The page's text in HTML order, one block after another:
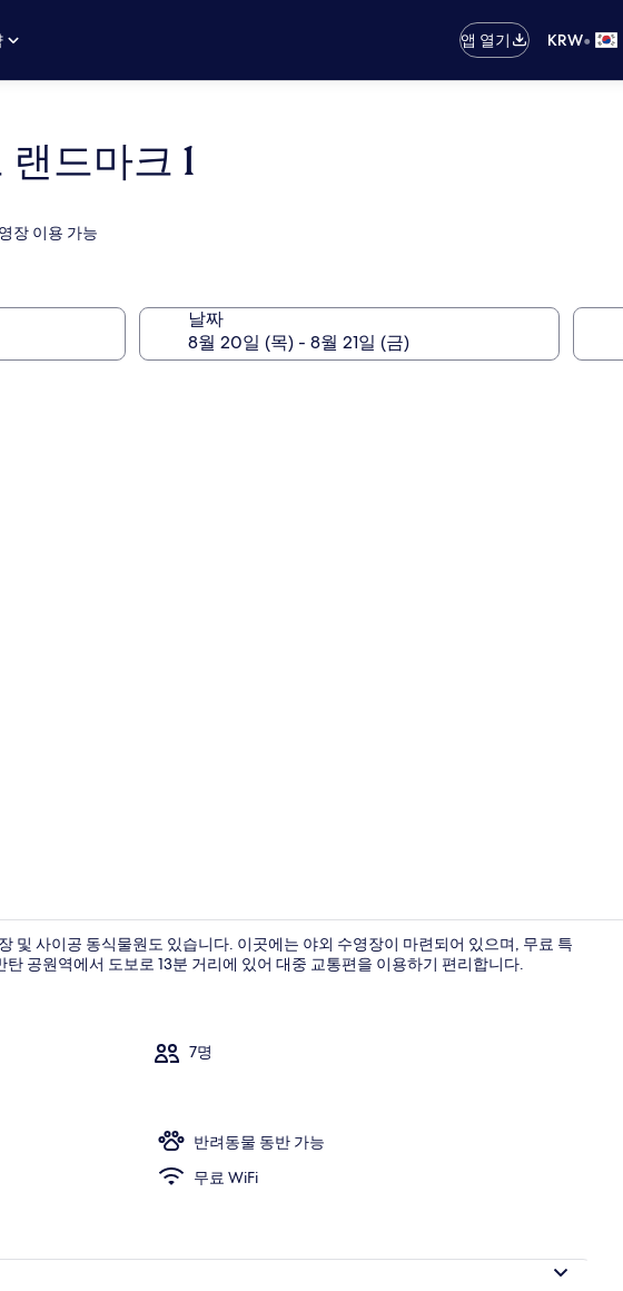
앱 열기 KRW•
드마크 1
장 이용 가능
날짜
및 사이공 동식물원도 있습니다. 이곳에는 야외 수영장이 마련되어 있으며, 무료 특
공원역에서 도보로 13분 거리에 있어 대중 교통편을 이용하기 편리합니다.
7명
반려동물 동반 가능
무료 WiFi